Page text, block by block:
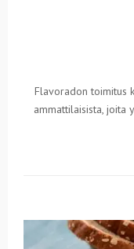
Flavoradon toimitus
ammattilaisista, joita